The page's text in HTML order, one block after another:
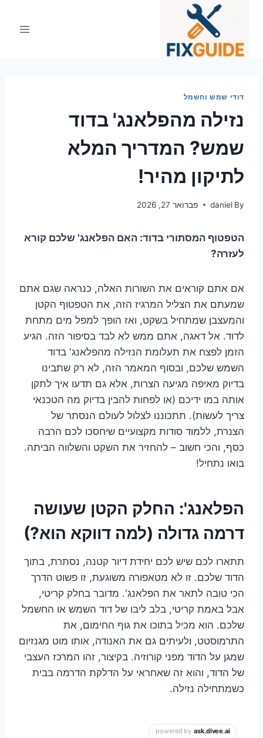
דודי שמש וחשמל
נזילה מהפלאנג' בדוד
שמש? המדריך המלא
לתיקון מהיר!
By
daniel פברואר 27, 2026
הטפטוף המסתורי בדוד: האם הפלאנג' שלכם קורא
לעזרה?
אם אתם קוראים את השורות האלה, כנראה שגם אתם
שמעתם את הצליל המרגיז הזה, את הטפטוף הקטן
והמעצבן שמתחיל בשקט, ואז הופך למפל מים מתחת
לדוד. אל דאגה, אתם ממש לא לבד בסיפור הזה. הגיע
הזמן לפצח את תעלומת הנזילה מהפלאנג' בדוד
השמש שלכם, ובסוף המאמר הזה, לא רק שתבינו
בדיוק מאיפה מגיעה הצרות, אלא גם תדעו איך לתקן
אותה במו ידיכם (או לפחות להבין בדיוק מה הטכנאי
צריך לעשות). תתכוננו לצלול לעולם הנסתר של
הצנרת, ללמוד סודות מקצועיים שיחסכו לכם הרבה
כסף, והכי חשוב – להחזיר את השקט והשלווה הביתה.
בואו נתחיל!
הפלאנג': החלק הקטן שעושה
דרמה גדולה (למה דווקא הוא?)
תתארו לכם שיש לכם יחידת דיור קטנה, נסתרת, בתוך
הדוד שלכם. זו לא מטאפורה משוגעת, זו פשוט הדרך
הכי טובה לתאר את הפלאנג'. מדובר בחלק קריטי,
אבל באמת קריטי, בלב ליבו של דוד השמש או החשמל
שלכם. הוא מכיל בתוכו את גוף החימום, את
התרמוסטט, ולעיתים גם את האנודה, אותו מוט מגנזיום
שמגן על הדוד מפני קורוזיה. בקיצור, זהו המרכז העצבי
של הדוד, והוא זה שאחראי על הדלקת הדרמה בבית
כשמתחילה נזילה.